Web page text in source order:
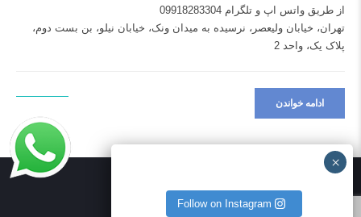
از طریق واتس اپ و تلگرام 09918283304
تهران، خیابان ولیعصر، نرسیده به میدان ونک، خیابان نیلو، بن بست دوم،
پلاک یک، واحد 2
ادامه خواندن
Follow on Instagram